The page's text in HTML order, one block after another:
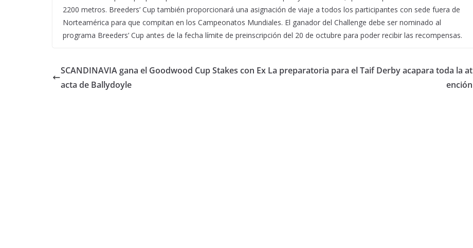
2200 metros. Breeders’ Cup también proporcionará una asignación de viaje a todos los participantes con sede fuera de
Norteamérica para que compitan en los Campeonatos Mundiales. El ganador del Challenge debe ser nominado al
programa Breeders’ Cup antes de la fecha límite de preinscripción del 20 de octubre para poder recibir las recompensas.
SCANDINAVIA gana el Goodwood Cup Stakes con Ex
acta de Ballydoyle
La preparatoria para el Taif Derby acapara toda la at
ención